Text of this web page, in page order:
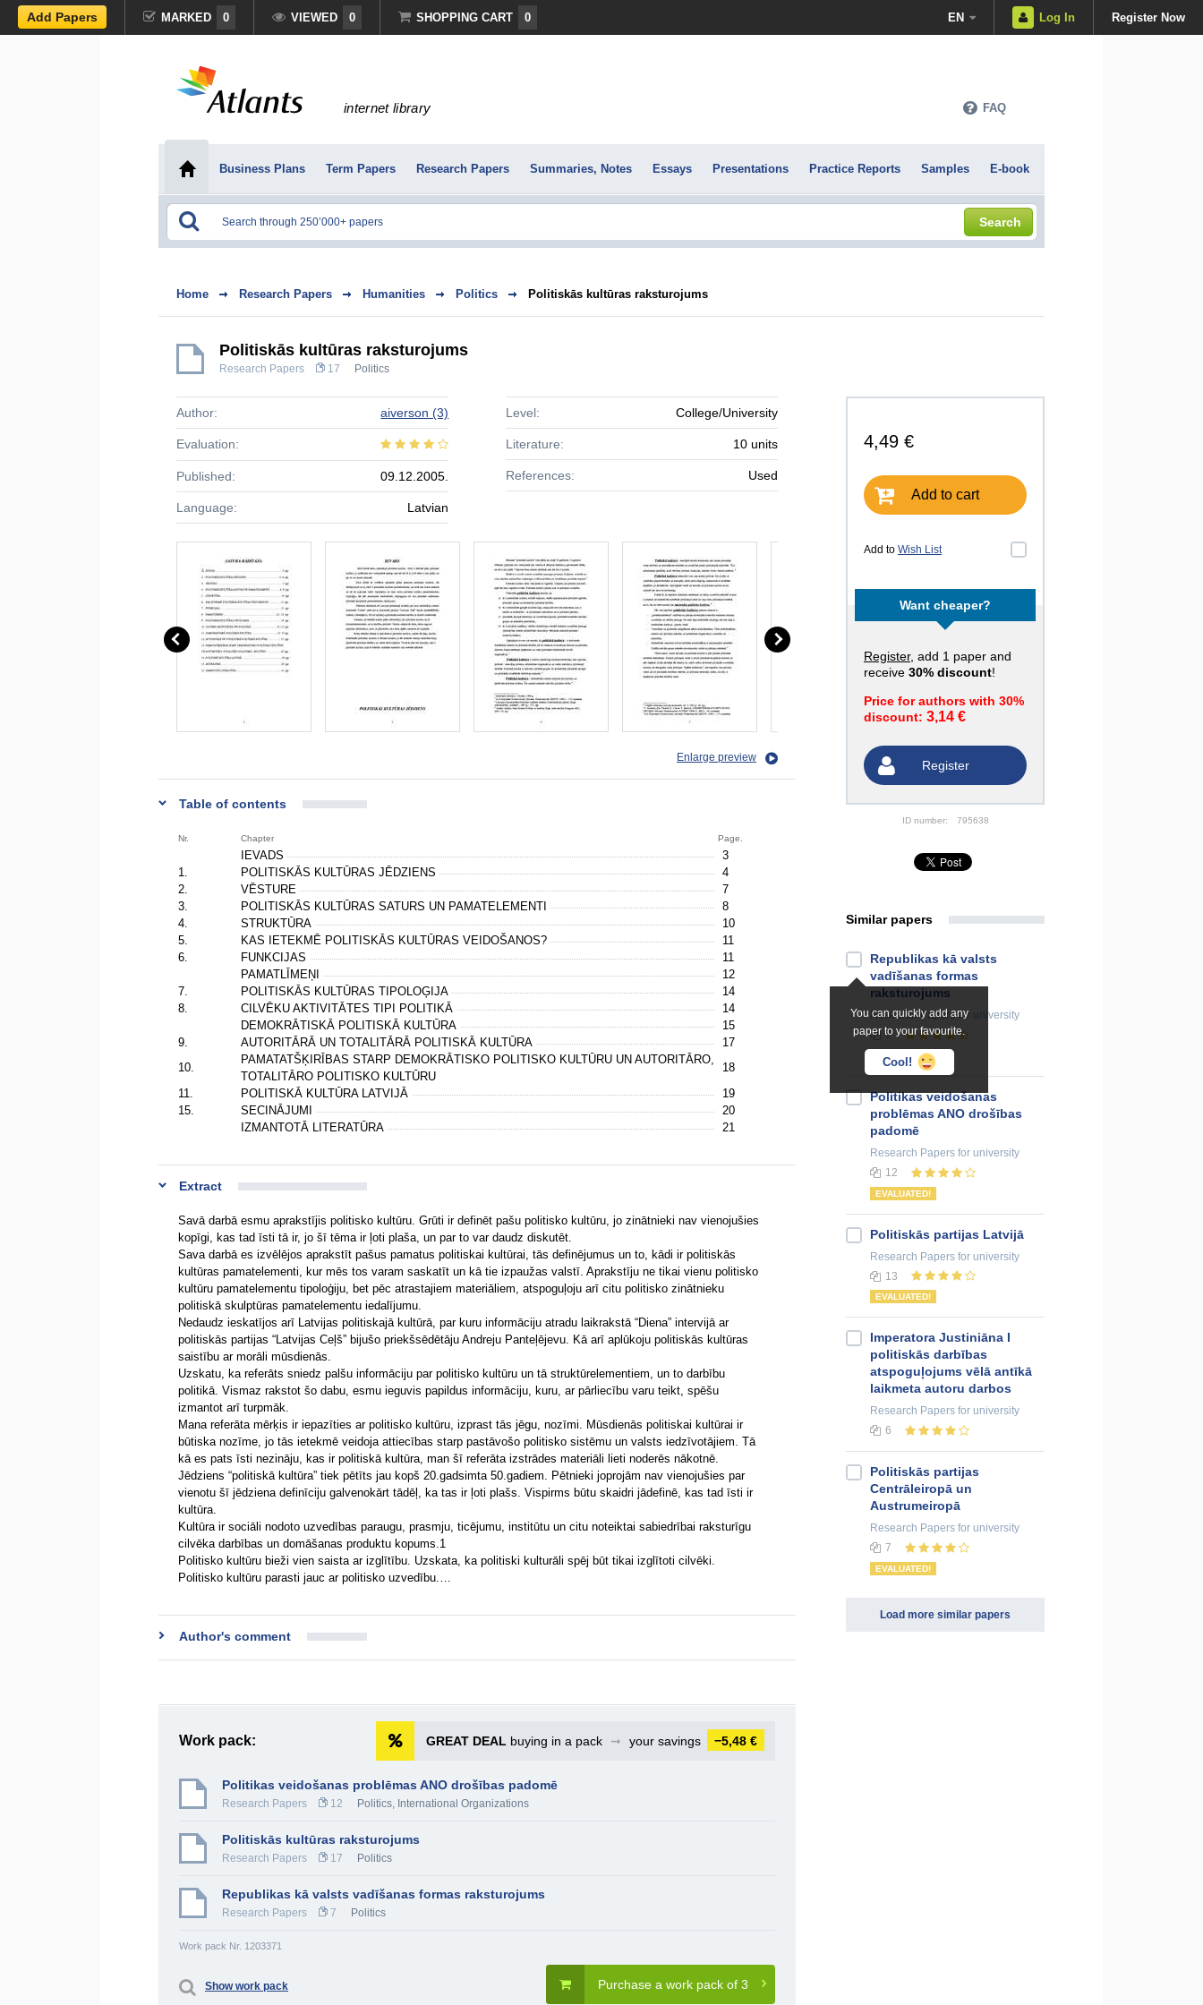
Add Papers MARKED 0 VIEWED 0 SHOPPING CART 0 EN Log In Register Now
internet library FAQ
Business Plans Term Papers Research Papers Summaries, Notes Essays Presentations Practice Reports Samples E-book
Search
Home Research Papers Humanities Politics Politiskās kultūras raksturojums
Politiskās kultūras raksturojums
Research Papers 17 Politics
4,49 €
Add to cart
Add to Wish List
Want cheaper?
Register, add 1 paper and
receive 30% discount!
Price for authors with 30%
discount: 3,14 €
Register
ID number: 795638
Author: aiverson (3)
Evaluation:
Published: 09.12.2005.
Language: Latvian
Level: College/University
Literature: 10 units
References: Used
Enlarge preview
Table of contents
Nr. Chapter Page.
IEVADS
3
1.
POLITISKĀS KULTŪRAS JĒDZIENS
4
2.
VĒSTURE
7
3.
POLITISKĀS KULTŪRAS SATURS UN PAMATELEMENTI
8
4.
STRUKTŪRA
10
5.
KAS IETEKMĒ POLITISKĀS KULTŪRAS VEIDOŠANOS?
11
6.
FUNKCIJAS
11
PAMATLĪMEŅI
12
7.
POLITISKĀS KULTŪRAS TIPOLOĢIJA
14
8.
CILVĒKU AKTIVITĀTES TIPI POLITIKĀ
14
DEMOKRĀTISKĀ POLITISKĀ KULTŪRA
15
9.
AUTORITĀRĀ UN TOTALITĀRĀ POLITISKĀ KULTŪRA
17
10.
PAMATATŠĶIRĪBAS STARP DEMOKRĀTISKO POLITISKO KULTŪRU UN AUTORITĀRO,
TOTALITĀRO POLITISKO KULTŪRU
18
11.
POLITISKĀ KULTŪRA LATVIJĀ
19
15.
SECINĀJUMI
20
IZMANTOTĀ LITERATŪRA
21
Extract
Savā darbā esmu aprakstījis politisko kultūru. Grūti ir definēt pašu politisko kultūru, jo zinātnieki nav vienojušies
kopīgi, kas tad īsti tā ir, jo šī tēma ir ļoti plaša, un par to var daudz diskutēt.
Sava darbā es izvēlējos aprakstīt pašus pamatus politiskai kultūrai, tās definējumus un to, kādi ir politiskās
kultūras pamatelementi, kur mēs tos varam saskatīt un kā tie izpaužas valstī. Aprakstīju ne tikai vienu politisko
kultūru pamatelementu tipoloģiju, bet pēc atrastajiem materiāliem, atspoguļoju arī citu politisko zinātnieku
politiskā skulptūras pamatelementu iedalījumu.
Nedaudz ieskatījos arī Latvijas politiskajā kultūrā, par kuru informāciju atradu laikrakstā “Diena” intervijā ar
politiskās partijas “Latvijas Ceļš” bijušo priekšsēdētāju Andreju Panteļējevu. Kā arī aplūkoju politiskās kultūras
saistību ar morāli mūsdienās.
Uzskatu, ka referāts sniedz palšu informāciju par politisko kultūru un tā struktūrelementiem, un to darbību
politikā. Vismaz rakstot šo dabu, esmu ieguvis papildus informāciju, kuru, ar pārliecību varu teikt, spēšu
izmantot arī turpmāk.
Mana referāta mērķis ir iepazīties ar politisko kultūru, izprast tās jēgu, nozīmi. Mūsdienās politiskai kultūrai ir
būtiska nozīme, jo tās ietekmē veidoja attiecības starp pastāvošo politisko sistēmu un valsts iedzīvotājiem. Tā
kā es pats īsti nezināju, kas ir politiskā kultūra, man šī referāta izstrādes materiāli lieti noderēs nākotnē.
Jēdziens “politiskā kultūra” tiek pētīts jau kopš 20.gadsimta 50.gadiem. Pētnieki joprojām nav vienojušies par
vienotu šī jēdziena definīciju galvenokārt tādēļ, ka tas ir ļoti plašs. Vispirms būtu skaidri jādefinē, kas tad īsti ir
kultūra.
Kultūra ir sociāli nodoto uzvedības paraugu, prasmju, ticējumu, institūtu un citu noteiktai sabiedrībai raksturīgu
cilvēka darbības un domāšanas produktu kopums.1
Politisko kultūru bieži vien saista ar izglītību. Uzskata, ka politiski kulturāli spēj būt tikai izglītoti cilvēki.
Politisko kultūru parasti jauc ar politisko uzvedību.…
Author's comment
Work pack: GREAT DEAL buying in a pack ➞ your savings −5,48 €
Politikas veidošanas problēmas ANO drošības padomē
Research Papers 12 Politics, International Organizations
Politiskās kultūras raksturojums
Research Papers 17 Politics
Republikas kā valsts vadīšanas formas raksturojums
Research Papers 7 Politics
Work pack Nr. 1203371
Purchase a work pack of 3
Show work pack
Similar papers
You can quickly add any
paper to your favourite.
Cool!
Republikas kā valsts
vadīšanas formas
raksturojums
Research Papersfor university
7
EVALUATED!
Politikas veidošanas
problēmas ANO drošības
padomē
Research Papers for university
12
EVALUATED!
Politiskās partijas Latvijā
Research Papers for university
13
EVALUATED!
Imperatora Justiniāna I
politiskās darbības
atspoguļojums vēlā antīkā
laikmeta autoru darbos
Research Papers for university
6
Politiskās partijas
Centrāleiropā un
Austrumeiropā
Research Papers for university
7
EVALUATED!
Load more similar papers